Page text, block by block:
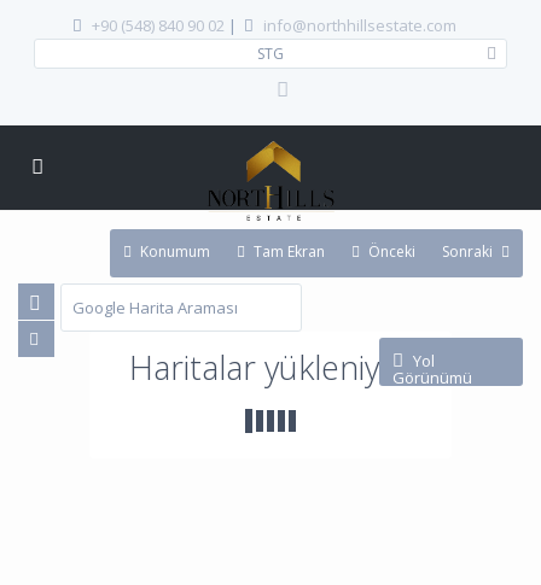
+90 (548) 840 90 02 | info@northhillsestate.com
STG
Haritalar yükleniyor
Konumum Tam Ekran Önceki Sonraki
Yol
Görünümü